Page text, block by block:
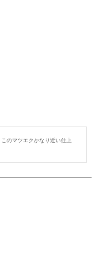
のマツエクかなり近い仕上